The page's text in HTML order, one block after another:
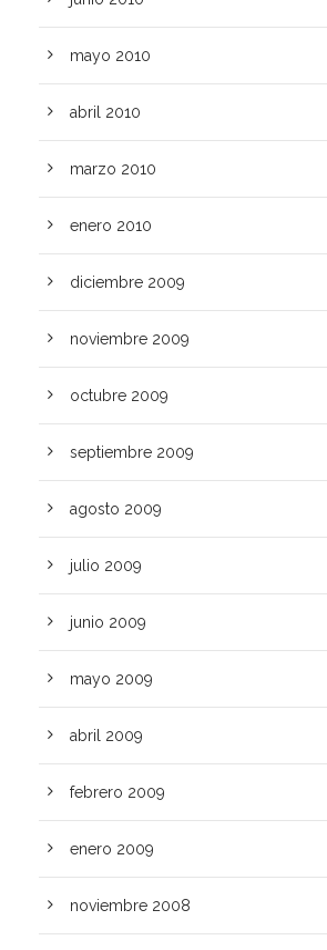
mayo 2010
abril 2010
marzo 2010
enero 2010
diciembre 2009
noviembre 2009
octubre 2009
septiembre 2009
agosto 2009
julio 2009
junio 2009
mayo 2009
abril 2009
febrero 2009
enero 2009
noviembre 2008